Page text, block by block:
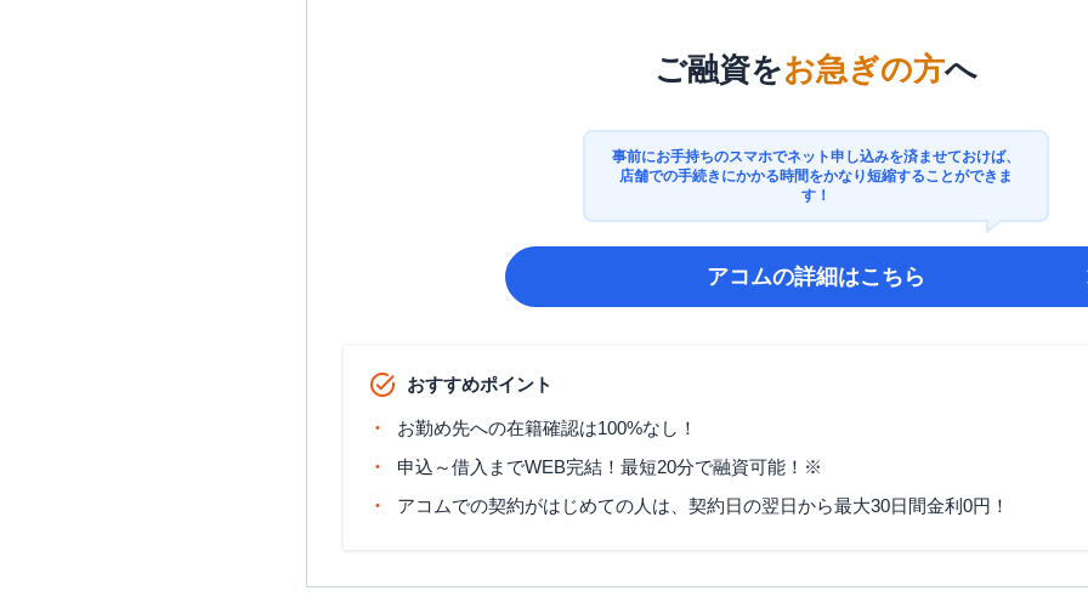
ご融資をお急ぎの方へ
事前にお手持ちのスマホでネット申し込みを済ませておけば、
店舗での手続きにかかる時間をかなり短縮することができま
す！
アコムの詳細はこちら
おすすめポイント
お勤め先への在籍確認は100%なし！
申込～借入までWEB完結！最短20分で融資可能！※
アコムでの契約がはじめての人は、契約日の翌日から最大30日間金利0円！